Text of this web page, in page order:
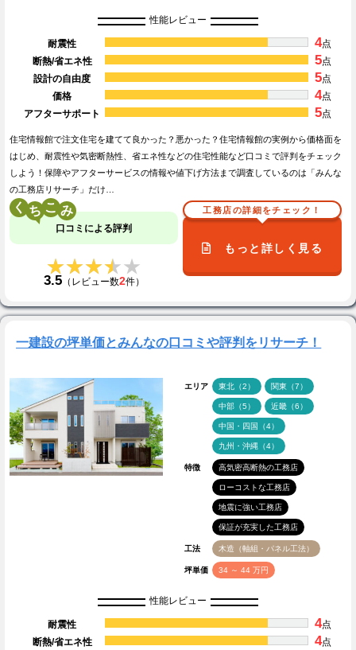
性能レビュー
耐震性 4点
断熱/省エネ性
5点
設計の自由度
5点
価格
4点
アフターサポート
5点
住宅情報館で注文住宅を建てて良かった？悪かった？住宅情報館の実例から価格面を
はじめ、耐震性や気密断熱性、省エネ性などの住宅性能など口コミで評判をチェック
しよう！保障やアフターサービスの情報や値下げ方法まで調査しているのは「みんな
の工務店リサーチ」だけ…
く こ
口コミによる評判
★★★★★
★★★★★
3.5（レビュー数2件）
工務店の詳細をチェック！
もっと詳しく見る
一建設の坪単価とみんなの口コミや評判をリサーチ！
エリア 東北（2） 関東（7）
中部（5） 近畿（6）
中国・四国（4）
九州・沖縄（4）
特徴 高気密高断熱の工務店
ローコストな工務店
地震に強い工務店
保証が充実した工務店
工法 木造（軸組・パネル工法）
坪単価 34 ～ 44 万円
性能レビュー
耐震性 4点
断熱/省エネ性
4点